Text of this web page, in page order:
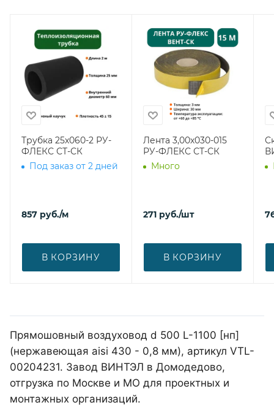
Трубка 25х060-2 РУ-
ФЛЕКС СТ-СК
Под заказ от 2 дней
857 руб./м
В КОРЗИНУ
Лента 3,00х030-015
РУ-ФЛЕКС СТ-СК
Много
271 руб./шт
В КОРЗИНУ
Прямошовный воздуховод d 500 L-1100 [нп]
(нержавеющая aisi 430 - 0,8 мм), артикул VTL-
00204231. Завод ВИНТЭЛ в Домодедово,
отгрузка по Москве и МО для проектных и
монтажных организаций.